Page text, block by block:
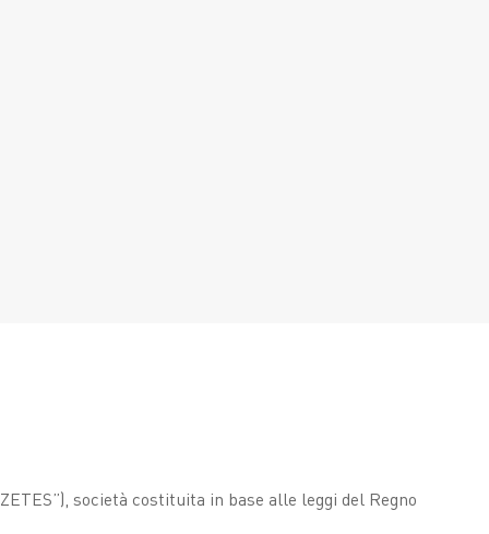
società costituita in base alle leggi del Regno